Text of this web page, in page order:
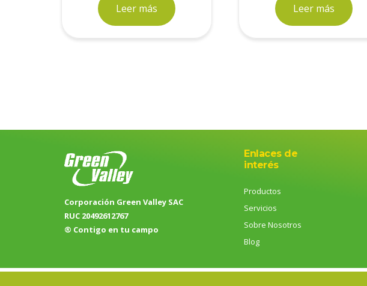
Leer más Leer más
Corporación Green Valley SAC
RUC 20492612767
® Contigo en tu campo
Enlaces de
interés
Productos
Servicios
Sobre Nosotros
Blog